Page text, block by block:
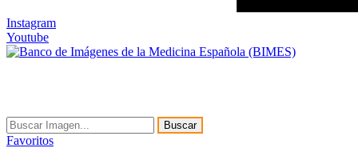
Instagram
Youtube
Buscar
Favoritos